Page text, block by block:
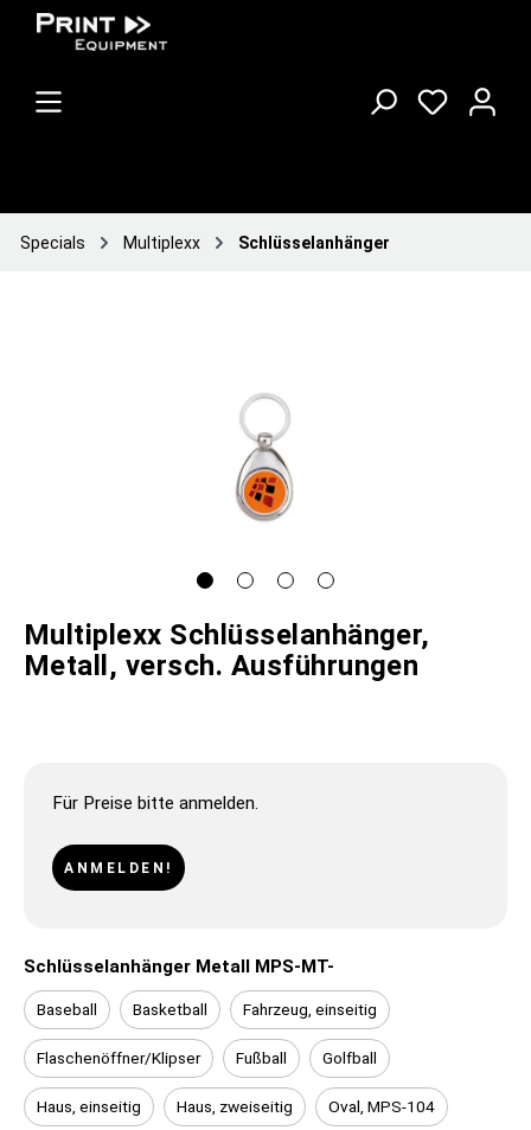
Specials Multiplexx Schlüsselanhänger
Multiplexx Schlüsselanhänger,
Metall, versch. Ausführungen
Für Preise bitte anmelden.
ANMELDEN!
Schlüsselanhänger Metall MPS-MT-
Baseball Basketball Fahrzeug, einseitig
Flaschenöffner/Klipser Fußball Golfball
Haus, einseitig Haus, zweiseitig Oval, MPS-104